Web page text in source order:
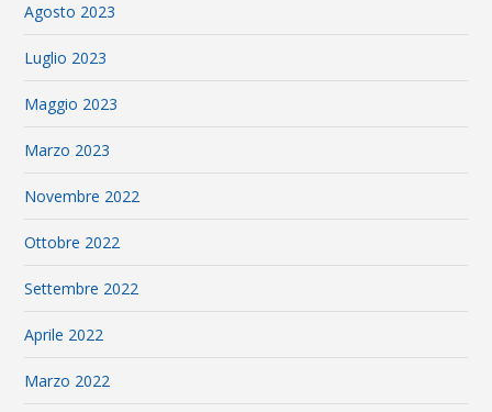
Agosto 2023
Luglio 2023
Maggio 2023
Marzo 2023
Novembre 2022
Ottobre 2022
Settembre 2022
Aprile 2022
Marzo 2022